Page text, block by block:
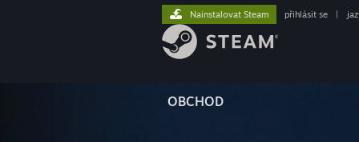
OBCHOD
Nainstalovat Steam přihlásit se